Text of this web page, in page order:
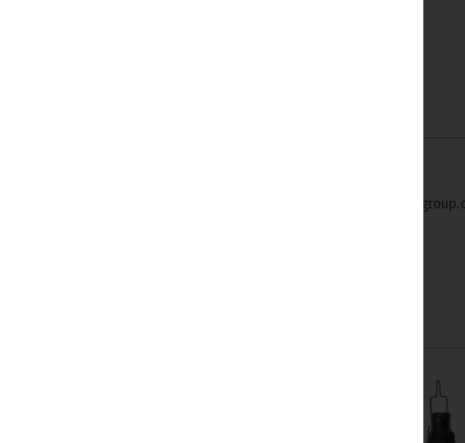
Mannheim, Deutschland, Info@mycybergroup.com, https://